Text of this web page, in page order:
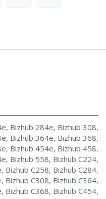
, Bizhub 284e, Bizhub 308,
, Bizhub 364e, Bizhub 368,
, Bizhub 454e, Bizhub 458,
, Bizhub 558, Bizhub C224,
, Bizhub C258, Bizhub C284,
, Bizhub C308, Bizhub C364,
, Bizhub C368, Bizhub C454,